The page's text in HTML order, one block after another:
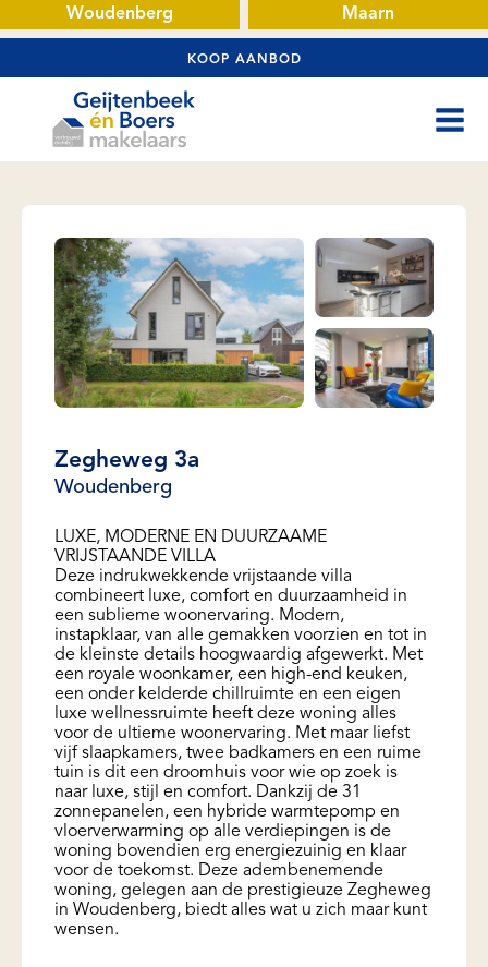
Woudenberg Maarn
KOOP AANBOD
Zegheweg 3a
Woudenberg
LUXE, MODERNE EN DUURZAAME
VRIJSTAANDE VILLA
Deze indrukwekkende vrijstaande villa
combineert luxe, comfort en duurzaamheid in
een sublieme woonervaring. Modern,
instapklaar, van alle gemakken voorzien en tot in
de kleinste details hoogwaardig afgewerkt. Met
een royale woonkamer, een high-end keuken,
een onder kelderde chillruimte en een eigen
luxe wellnessruimte heeft deze woning alles
voor de ultieme woonervaring. Met maar liefst
vijf slaapkamers, twee badkamers en een ruime
tuin is dit een droomhuis voor wie op zoek is
naar luxe, stijl en comfort. Dankzij de 31
zonnepanelen, een hybride warmtepomp en
vloerverwarming op alle verdiepingen is de
woning bovendien erg energiezuinig en klaar
voor de toekomst. Deze adembenemende
woning, gelegen aan de prestigieuze Zegheweg
in Woudenberg, biedt alles wat u zich maar kunt
wensen.